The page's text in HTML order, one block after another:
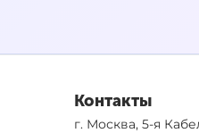
Контакты
г. Москва, 5-я